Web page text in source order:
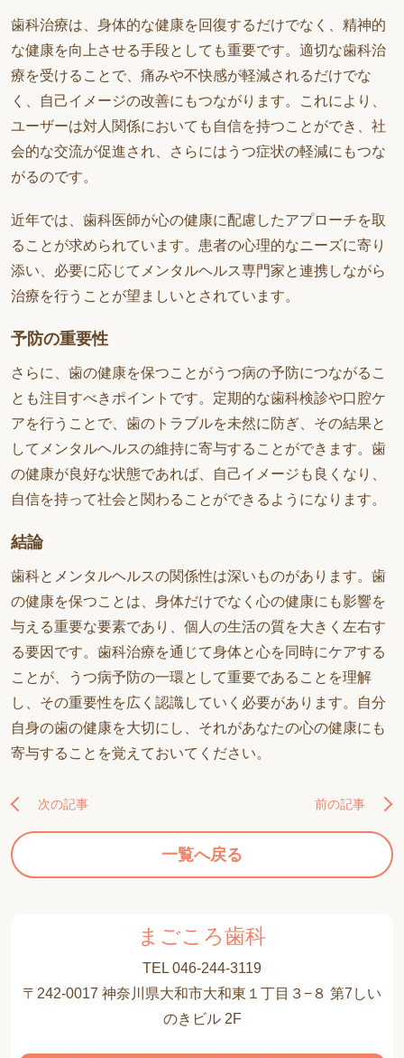
歯科治療は、身体的な健康を回復するだけでなく、精神的
な健康を向上させる手段としても重要です。適切な歯科治
療を受けることで、痛みや不快感が軽減されるだけでな
く、自己イメージの改善にもつながります。これにより、
ユーザーは対人関係においても自信を持つことができ、社
会的な交流が促進され、さらにはうつ症状の軽減にもつな
がるのです。
近年では、歯科医師が心の健康に配慮したアプローチを取
ることが求められています。患者の心理的なニーズに寄り
添い、必要に応じてメンタルヘルス専門家と連携しながら
治療を行うことが望ましいとされています。
予防の重要性
さらに、歯の健康を保つことがうつ病の予防につながるこ
とも注目すべきポイントです。定期的な歯科検診や口腔ケ
アを行うことで、歯のトラブルを未然に防ぎ、その結果と
してメンタルヘルスの維持に寄与することができます。歯
の健康が良好な状態であれば、自己イメージも良くなり、
自信を持って社会と関わることができるようになります。
結論
歯科とメンタルヘルスの関係性は深いものがあります。歯
の健康を保つことは、身体だけでなく心の健康にも影響を
与える重要な要素であり、個人の生活の質を大きく左右す
る要因です。歯科治療を通じて身体と心を同時にケアする
ことが、うつ病予防の一環として重要であることを理解
し、その重要性を広く認識していく必要があります。自分
自身の歯の健康を大切にし、それがあなたの心の健康にも
寄与することを覚えておいてください。
次の記事
一覧へ戻る
前の記事
まごころ歯科
TEL 046-244-3119
〒242-0017 神奈川県大和市大和東１丁目３−８ 第7しい
のきビル 2F